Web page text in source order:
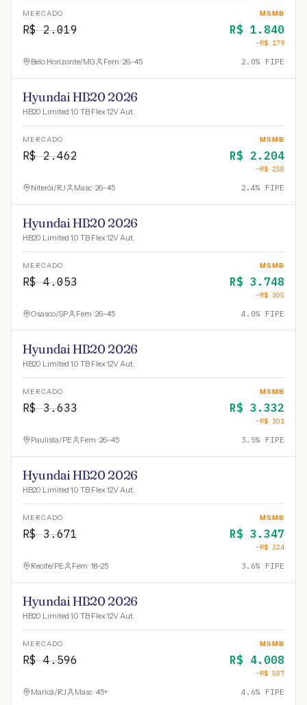
MERCADO
R$2.019
MSMB
R$ 1.840
−R$ 179
Belo Horizonte/MG Fem · 26-45 2.0% FIPE
Hyundai HB20 2026
HB20 Limited 1.0 TB Flex 12V Aut.
MERCADO
R$2.462
MSMB
R$ 2.204
−R$ 258
Niterói/RJ Masc · 26-45 2.4% FIPE
Hyundai HB20 2026
HB20 Limited 1.0 TB Flex 12V Aut.
MERCADO
R$4.053
MSMB
R$ 3.748
−R$ 305
Osasco/SP Fem · 26-45 4.0% FIPE
Hyundai HB20 2026
HB20 Limited 1.0 TB Flex 12V Aut.
MERCADO
R$3.633
MSMB
R$ 3.332
−R$ 301
Paulista/PE Fem · 26-45 3.5% FIPE
Hyundai HB20 2026
HB20 Limited 1.0 TB Flex 12V Aut.
MERCADO
R$3.671
MSMB
R$ 3.347
−R$ 324
Recife/PE Fem · 18-25 3.6% FIPE
Hyundai HB20 2026
HB20 Limited 1.0 TB Flex 12V Aut.
MERCADO
R$4.596
MSMB
R$ 4.008
−R$ 587
Maricá/RJ Masc · 45+ 4.6% FIPE